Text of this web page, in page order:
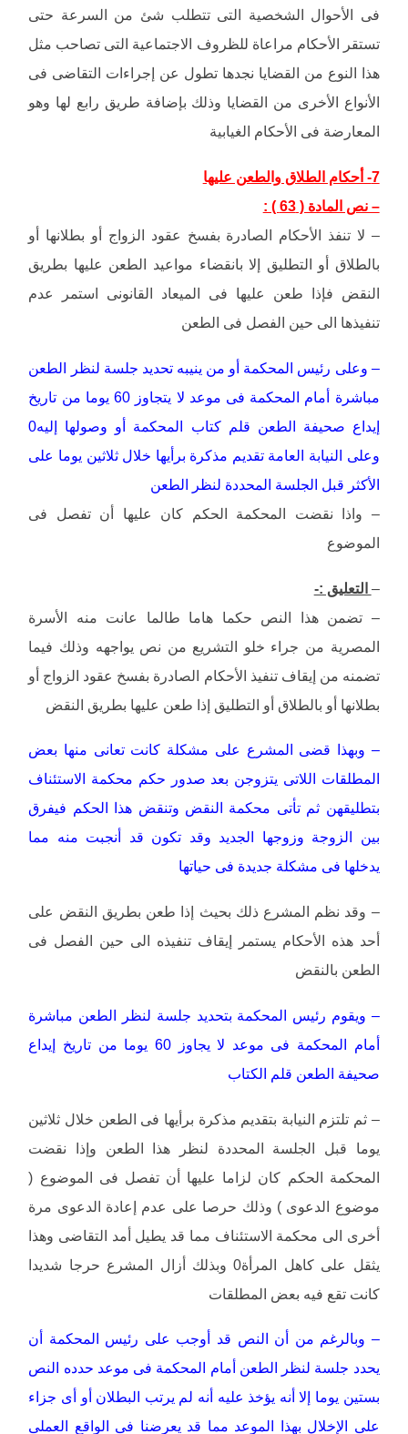
فى الأحوال الشخصية التى تتطلب شئ من السرعة حتى
تستقر الأحكام مراعاة للظروف الاجتماعية التى تصاحب مثل
هذا النوع من القضايا نجدها تطول عن إجراءات التقاضى فى
الأنواع الأخرى من القضايا وذلك بإضافة طريق رابع لها وهو
المعارضة فى الأحكام الغيابية
7- أحكام الطلاق والطعن عليها
– نص المادة ( 63 ) :
– لا تنفذ الأحكام الصادرة بفسخ عقود الزواج أو بطلانها أو
بالطلاق أو التطليق إلا بانقضاء مواعيد الطعن عليها بطريق
النقض فإذا طعن عليها فى الميعاد القانونى استمر عدم
تنفيذها الى حين الفصل فى الطعن
– وعلى رئيس المحكمة أو من ينيبه تحديد جلسة لنظر الطعن
مباشرة أمام المحكمة فى موعد لا يتجاوز 60 يوما من تاريخ
إيداع صحيفة الطعن قلم كتاب المحكمة أو وصولها إليه0
وعلى النيابة العامة تقديم مذكرة برأيها خلال ثلاثين يوما على
الأكثر قبل الجلسة المحددة لنظر الطعن
– واذا نقضت المحكمة الحكم كان عليها أن تفصل فى
الموضوع
– التعليق :-
– تضمن هذا النص حكما هاما طالما عانت منه الأسرة
المصرية من جراء خلو التشريع من نص يواجهه وذلك فيما
تضمنه من إيقاف تنفيذ الأحكام الصادرة بفسخ عقود الزواج أو
بطلانها أو بالطلاق أو التطليق إذا طعن عليها بطريق النقض
– وبهذا قضى المشرع على مشكلة كانت تعانى منها بعض
المطلقات اللاتى يتزوجن بعد صدور حكم محكمة الاستئناف
بتطليقهن ثم تأتى محكمة النقض وتنقض هذا الحكم فيفرق
بين الزوجة وزوجها الجديد وقد تكون قد أنجبت منه مما
يدخلها فى مشكلة جديدة فى حياتها
– وقد نظم المشرع ذلك بحيث إذا طعن بطريق النقض على
أحد هذه الأحكام يستمر إيقاف تنفيذه الى حين الفصل فى
الطعن بالنقض
– ويقوم رئيس المحكمة بتحديد جلسة لنظر الطعن مباشرة
أمام المحكمة فى موعد لا يجاوز 60 يوما من تاريخ إيداع
صحيفة الطعن قلم الكتاب
– ثم تلتزم النيابة بتقديم مذكرة برأيها فى الطعن خلال ثلاثين
يوما قبل الجلسة المحددة لنظر هذا الطعن وإذا نقضت
المحكمة الحكم كان لزاما عليها أن تفصل فى الموضوع (
موضوع الدعوى ) وذلك حرصا على عدم إعادة الدعوى مرة
أخرى الى محكمة الاستئناف مما قد يطيل أمد التقاضى وهذا
يثقل على كاهل المرأة0 وبذلك أزال المشرع حرجا شديدا
كانت تقع فيه بعض المطلقات
– وبالرغم من أن النص قد أوجب على رئيس المحكمة أن
يحدد جلسة لنظر الطعن أمام المحكمة فى موعد حدده النص
بستين يوما إلا أنه يؤخذ عليه أنه لم يرتب البطلان أو أى جزاء
على الإخلال بهذا الموعد مما قد يعرضنا فى الواقع العملى